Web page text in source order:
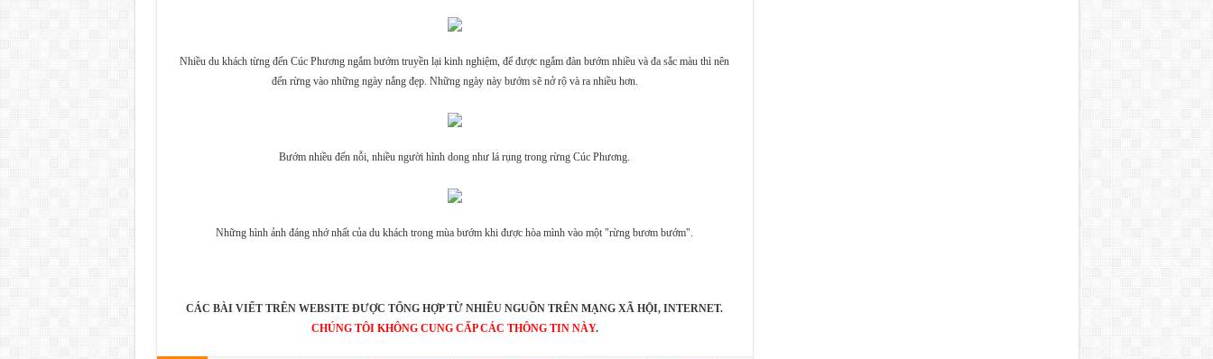
Nhiều du khách từng đến Cúc Phương ngắm bướm truyền lại kinh nghiệm, để được ngắm đàn bướm nhiều và đa sắc màu thì nên
đến rừng vào những ngày nắng đẹp. Những ngày này bướm sẽ nở rộ và ra nhiều hơn.
Bướm nhiều đến nỗi, nhiều người hình dong như lá rụng trong rừng Cúc Phương.
Những hình ảnh đáng nhớ nhất của du khách trong mùa bướm khi được hòa mình vào một "rừng bươm bướm".
CÁC BÀI VIẾT TRÊN WEBSITE ĐƯỢC TỔNG HỢP TỪ NHIỀU NGUỒN TRÊN MẠNG XÃ HỘI, INTERNET.
CHÚNG TÔI KHÔNG CUNG CẤP CÁC THÔNG TIN NÀY.